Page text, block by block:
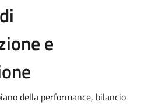
e
della performance, bilancio